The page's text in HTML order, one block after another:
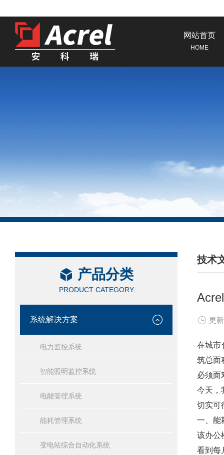
网站首页
HOME
产品分类
PRODUCT CATEGORY
系统解决方案
电力监控系统
智能照明监控系统
电能管理系统
能耗管理系统
变电站综合自动化系统
技术
/
更
在城市
筑总面
必须面
今天，
切实可
一、能
该办公
看到每